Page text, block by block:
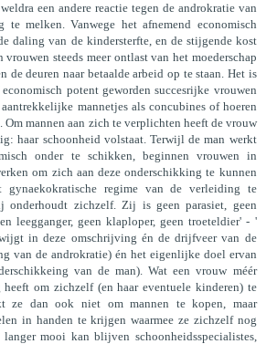
een andere reactie tegen de androkratie van
te melken. Vanwege het afnemend economisch
daling van de kindersterfte, en de stijgende kost
steeds meer ontlast van het moederschap
de deuren naar betaalde arbeid op te staan. Het is
potent geworden succesrijke vrouwen
mannetjes als concubines of hoeren
Om mannen aan zich te verplichten heeft de vrouw
haar schoonheid volstaat. Terwijl de man werkt
onder te schikken, beginnen vrouwen in
om zich aan deze onderschikking te kunnen
gynaekokratische regime van de verleiding te
onderhoudt zichzelf. Zij is geen parasiet, geen
leegganger, geen klaploper, geen troeteldier' - '
in deze omschrijving én de drijfveer van de
van de androkratie) én het eigenlijke doel ervan
van de man). Wat een vrouw méér
om zichzelf (en haar eventuele kinderen) te
ze dan ook niet om mannen te kopen, maar
in handen te krijgen waarmee ze zichzelf nog
mooi kan blijven schoonheidsspecialistes,